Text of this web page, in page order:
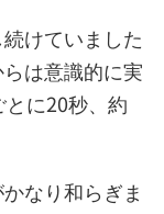
けていました
は意識的に実
に20秒、約
なり和らぎま